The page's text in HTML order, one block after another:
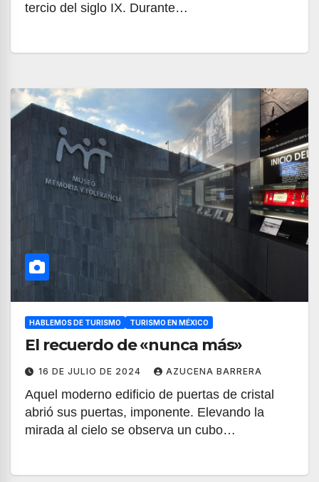
tercio del siglo IX. Durante…
HABLEMOS DE TURISMO TURISMO EN MÉXICO
El recuerdo de «nunca más»
16 DE JULIO DE 2024 AZUCENA BARRERA
Aquel moderno edificio de puertas de cristal
abrió sus puertas, imponente. Elevando la
mirada al cielo se observa un cubo…